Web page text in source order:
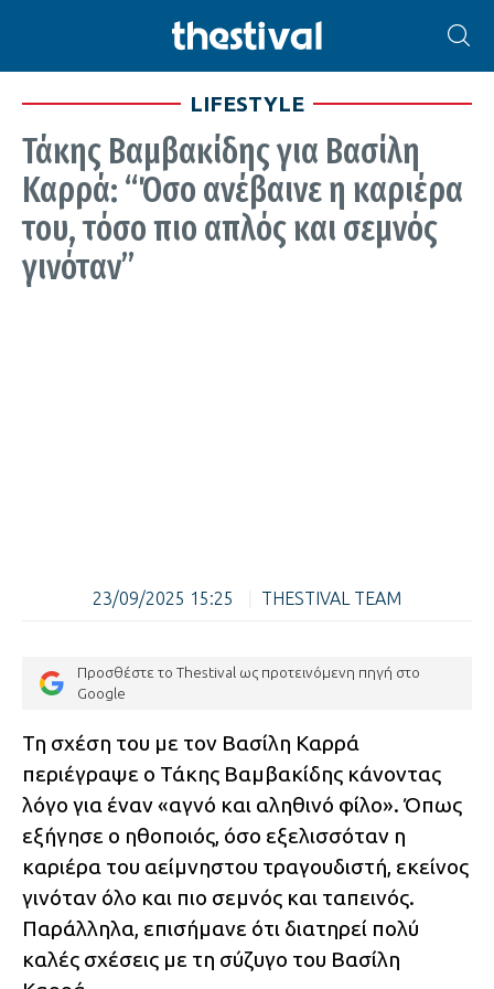
LIFESTYLE
Τάκης Βαμβακίδης για Βασίλη
Καρρά: “Όσο ανέβαινε η καριέρα
του, τόσο πιο απλός και σεμνός
γινόταν”
23/09/2025 15:25 THESTIVAL TEAM
Προσθέστε το Thestival ως προτεινόμενη πηγή στο
Google
Τη σχέση του με τον Βασίλη Καρρά
περιέγραψε ο Τάκης Βαμβακίδης κάνοντας
λόγο για έναν «αγνό και αληθινό φίλο». Όπως
εξήγησε ο ηθοποιός, όσο εξελισσόταν η
καριέρα του αείμνηστου τραγουδιστή, εκείνος
γινόταν όλο και πιο σεμνός και ταπεινός.
Παράλληλα, επισήμανε ότι διατηρεί πολύ
καλές σχέσεις με τη σύζυγο του Βασίλη